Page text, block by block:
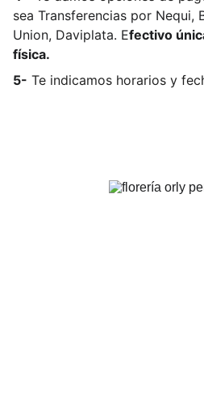
sea Transferencias por Nequi,
Union, Daviplata. Efectivo
física.
5- Te indicamos horarios y